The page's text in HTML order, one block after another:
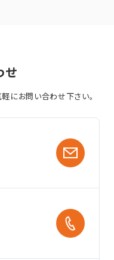
せ
にお問い合わせ下さい。